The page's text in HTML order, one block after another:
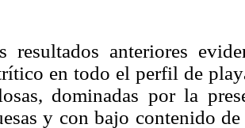
resultados anteriores
en todo el perfil de
dominadas por la
y con bajo contenido